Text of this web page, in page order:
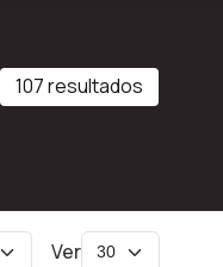
107 resultados
Ver